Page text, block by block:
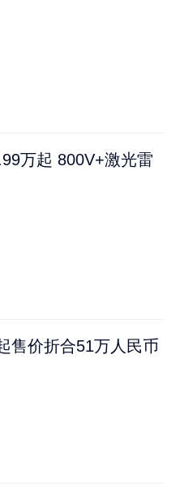
万起 800V+激光雷
售价折合51万人民币